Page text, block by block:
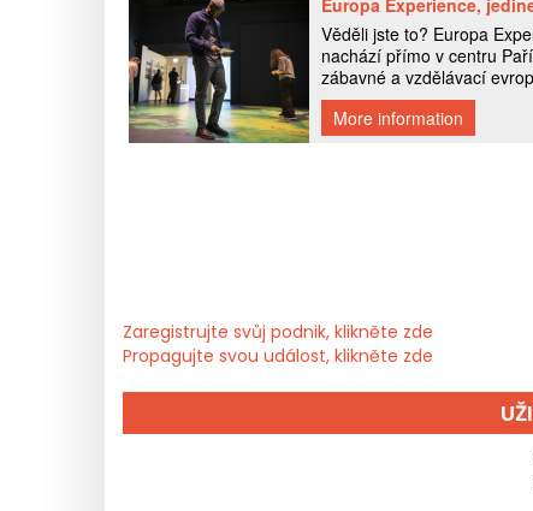
Zaregistrujte svůj podnik, klikněte zde
Propagujte svou událost, klikněte zde